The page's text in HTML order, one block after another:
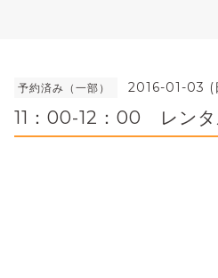
予約済み（一部） 2016-01-03 (
11：00-12：00 レンタ